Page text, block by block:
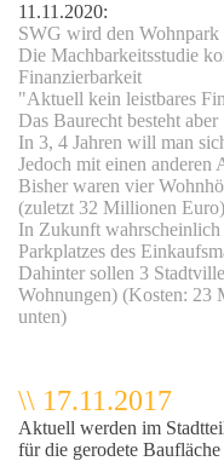
11.11.2020:
SWG wird den Wohnpark
Die Machbarkeitsstudie
Finanzierbarkeit
"Aktuell kein leistbares
Das Baurecht besteht aber
In 3, 4 Jahren will man
Jedoch mit einen anderen
Bisher waren vier
(zuletzt 32 Millionen Euro)
In Zukunft wahrscheinlich
Parkplatzes des
Dahinter sollen 3
Wohnungen) (Kosten: 23
unten)
\\ 17.11.2017
Aktuell werden im
für die gerodete